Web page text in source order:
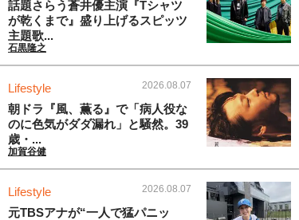
話題さらう蒼井優主演『Tシャツ
が乾くまで』盛り上げるスピッツ
主題歌...
石黒隆之
Lifestyle 2026.08.07
朝ドラ『風、薫る』で「病人役な
のに色気がダダ漏れ」と騒然。39
歳・...
加賀谷健
Lifestyle 2026.08.07
元TBSアナが“一人で猛パニッ